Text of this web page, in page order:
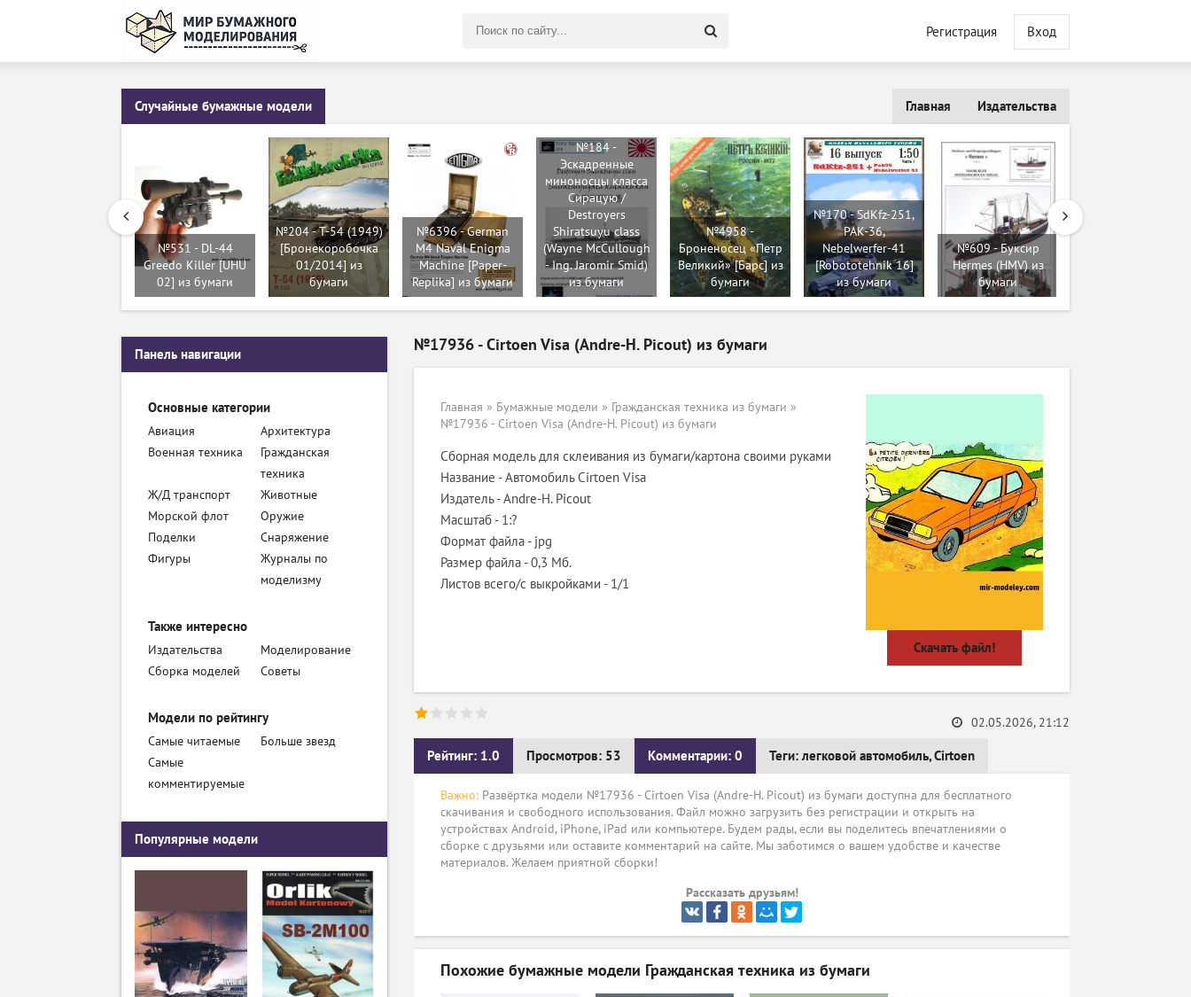
Регистрация Вход
Случайные бумажные модели Издательства
Главная
№531 - DL-44
Greedo Killer [UHU
02] из бумаги
№204 - T-54 (1949)
[Бронекоробочка
01/2014] из
бумаги
№6396 - German
M4 Naval Enigma
Machine [Paper-
Replika] из бумаги
№184 -
Эскадренные
миноносцы класса
Сирацую /
Destroyers
Shiratsuyu class
(Wayne McCullough
- Ing. Jaromir Smid)
из бумаги
№4958 -
Броненосец «Петр
Великий» [Барс] из
бумаги
№170 - SdKfz-251,
PAK-36,
Nebelwerfer-41
[Robototehnik 16]
из бумаги
№609 - Буксир
Hermes (HMV) из
бумаги
№17936 - Cirtoen Visa (Andre-H. Picout) из бумаги
Главная » Бумажные модели » Гражданская техника из бумаги »
№17936 - Cirtoen Visa (Andre-H. Picout) из бумаги
Сборная модель для склеивания из бумаги/картона своими руками
Название - Автомобиль Cirtoen Visa
Издатель - Andre-H. Picout
Масштаб - 1:?
Формат файла - jpg
Размер файла - 0,3 Мб.
Листов всего/с выкройками - 1/1
Скачать файл!
Рейтинг: 1.0 Просмотров: 53 Комментарии: 0 Теги:легковой автомобиль,Cirtoen
02.05.2026, 21:12
Важно: Развёртка модели №17936 - Cirtoen Visa (Andre-H. Picout) из бумаги доступна для бесплатного
скачивания и свободного использования. Файл можно загрузить без регистрации и открыть на
устройствах Android, iPhone, iPad или компьютере. Будем рады, если вы поделитесь впечатлениями о
сборке с друзьями или оставите комментарий на сайте. Мы заботимся о вашем удобстве и качестве
материалов. Желаем приятной сборки!
Рассказать друзьям!
Похожие бумажные модели Гражданская техника из бумаги
Панель навигации
Основные категории
Авиация
Архитектура
Военная техника
Гражданская
техника
Ж/Д транспорт
Животные
Морской флот
Оружие
Поделки
Снаряжение
Фигуры
Журналы по
моделизму
Также интересно
Издательства
Моделирование
Сборка моделей
Советы
Модели по рейтингу
Самые читаемые
Больше звезд
Самые
комментируемые
Популярные модели